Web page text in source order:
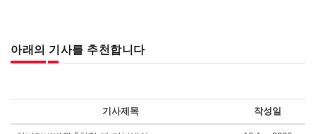
아래의 기사를 추천합니다
기사제목 작성일